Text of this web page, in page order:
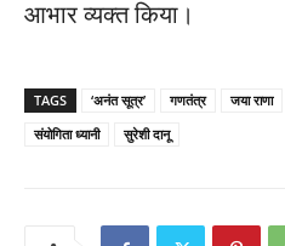
आभार व्यक्त किया।
TAGS ‘अनंत सूत्र’ गणतंत्र जया राणा
संयोगिता ध्यानी
सुरेशी दानू